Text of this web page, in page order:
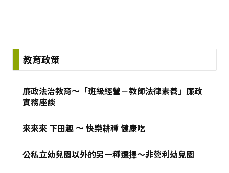
:::教育政策
廉政法治教育～「班級經營－教師法律素養」廉政
實務座談
來來來 下田趣 ～ 快樂耕種 健康吃
公私立幼兒園以外的另一種選擇～非營利幼兒園